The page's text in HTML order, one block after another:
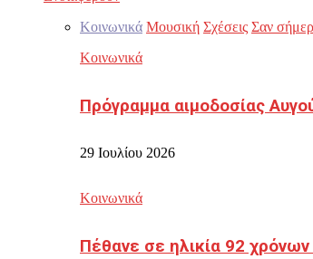
Κοινωνικά Μουσική Σχέσεις Σαν
Κοινωνικά
Πρόγραμμα αιμοδοσίας
29 Ιουλίου 2026
Κοινωνικά
Πέθανε σε ηλικία 92